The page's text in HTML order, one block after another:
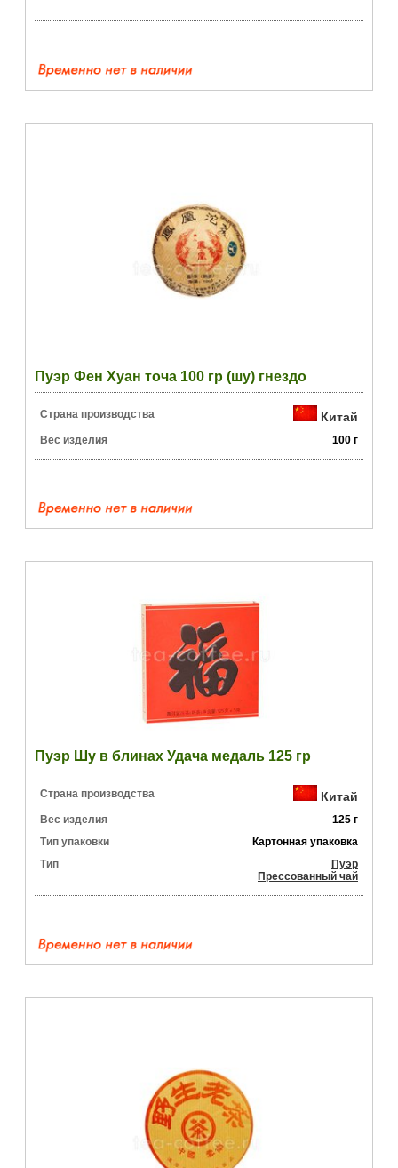
Пуэр Фен Хуан точа 100 гр (шу) гнездо
Страна производства Китай
Вес изделия 100 г
Пуэр Шу в блинах Удача медаль 125 гр
Страна производства Китай
Вес изделия
125 г
Тип упаковки
Картонная упаковка
Тип
Пуэр
Прессованный чай